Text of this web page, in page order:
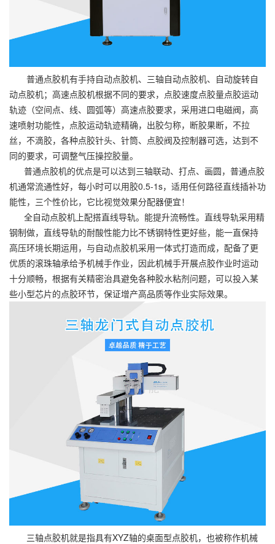
普通点胶机有手持自动点胶机、三轴自动点胶机、自动旋转自
动点胶机；高速点胶机根据不同的要求，点胶速度点胶量点胶运动
轨迹（空间点、线、圆弧等）高速点胶要求，采用进口电磁阀，高
速喷射功能性，点胶运动轨迹精确，出胶匀称，断胶果断，不拉
丝，不滴胶，各种点胶针头、针筒、点胶阀及控制器可选，达到不
同的要求，可调整气压操控胶量。
普通点胶机的优点是可以达到三轴联动、打点、画圆，普通点胶
机通常流通性好，每小时可以用胶0.5-1s，适用任何路径直线插补功
能性，三个性价比，它比视觉效果分配器便宜！
全自动点胶机上配搭直线导轨。能提升流畅性。直线导轨采用精
钢制做，直线导轨的耐酸性能力比不锈钢特性更好些，能一直保持
高压环境长期运用，与自动点胶机采用一体式打造而成，配备了更
优质的滚珠轴承给予机械手作业，因此机械手开展点胶作业时运动
十分顺畅，根据有关精密治具避免各种胶水粘剂问题，可以投入某
些小型芯片的点胶环节，保证增产高品质等作业实际效果。
三轴点胶机就是指具有XYZ轴的桌面型点胶机，也被称作机械